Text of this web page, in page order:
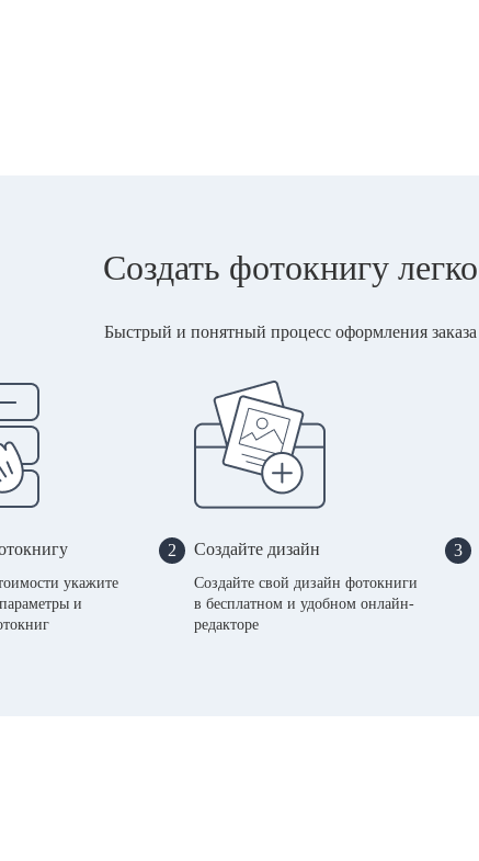
Создать фотокнигу легко
Быстрый и понятный процесс оформления заказа
укажите
и
2 Создайте дизайн
Создайте свой дизайн фотокниги
в бесплатном и удобном онлайн-
редакторе
3